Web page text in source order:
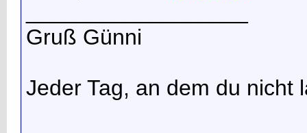
Gruß Günni
Jeder Tag, an dem du nicht